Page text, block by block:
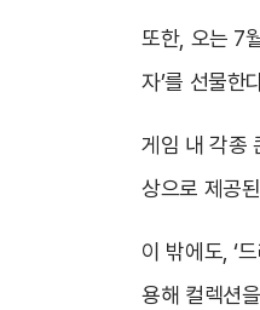
또한, 오는 7
자’를 선물한
게임 내 각종
상으로 제공
이 밖에도, ‘
용해 컬렉션